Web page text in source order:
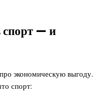
спорт — и
экономическую выгоду.
спорт: